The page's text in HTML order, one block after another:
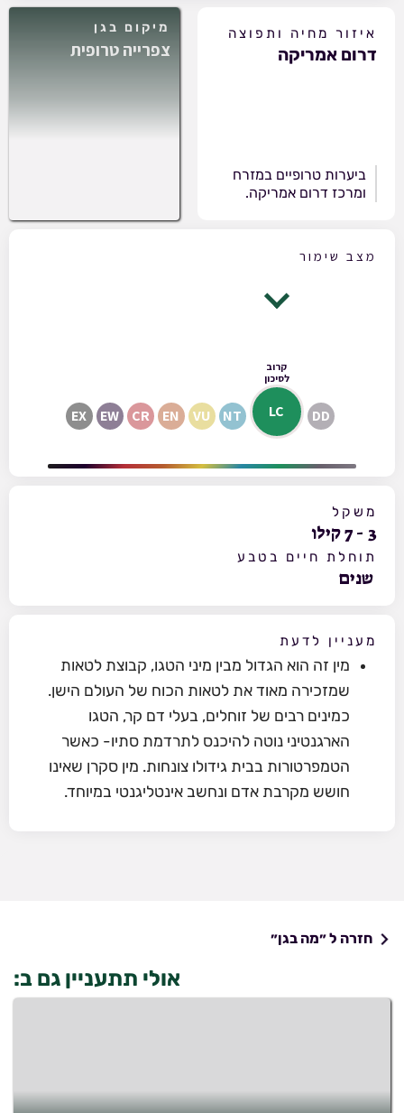
איזור מחיה ותפוצה
דרום אמריקה
ביערות טרופיים במזרח
ומרכז דרום אמריקה.
מיקום בגן
צפרייה טרופית
מצב שימור
DD
קרוב
לסיכון
LC
NT
VU
EN
CR
EW
EX
משקל
3
-
7קילו
תוחלת חיים בטבע
שנים
מעניין לדעת
מין זה הוא הגדול מבין מיני הטגו, קבוצת לטאות
שמזכירה מאוד את לטאות הכוח של העולם הישן.
כמינים רבים של זוחלים, בעלי דם קר, הטגו
הארגנטיני נוטה להיכנס לתרדמת סתיו- כאשר
הטמפרטורות בבית גידולו צונחות. מין סקרן שאינו
חושש מקרבת אדם ונחשב אינטליגנטי במיוחד.
חזרה ל ״מה בגן״
אולי תתעניין גם ב: